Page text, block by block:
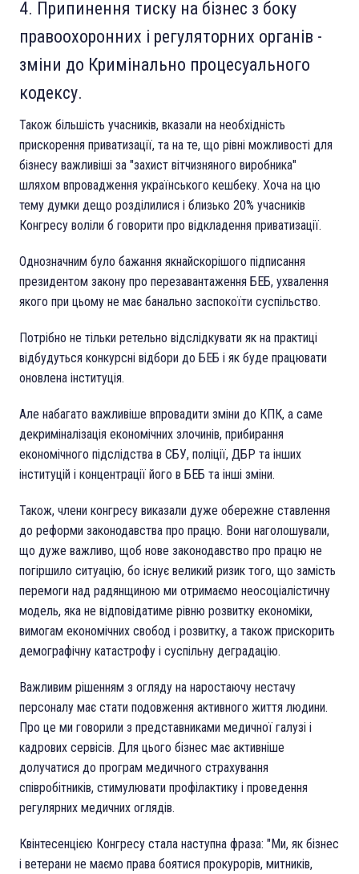
Припинення тиску на бізнес з боку
правоохоронних і регуляторних органів -
зміни до Кримінально процесуального
кодексу.
Також більшість учасників, вказали на необхідність
прискорення приватизації, та на те, що рівні можливості для
бізнесу важливіші за "захист вітчизняного виробника"
шляхом впровадження українського кешбеку. Хоча на цю
тему думки дещо розділилися і близько 20% учасників
Конгресу воліли б говорити про відкладення приватизації.
Однозначним було бажання якнайскорішого підписання
президентом закону про перезавантаження БЕБ, ухвалення
якого при цьому не має банально заспокоїти суспільство.
Потрібно не тільки ретельно відслідкувати як на практиці
відбудуться конкурсні відбори до БЕБ і як буде працювати
оновлена інституція.
Але набагато важливіше впровадити зміни до КПК, а саме
декриміналізація економічних злочинів, прибирання
економічного підслідства в СБУ, поліції, ДБР та інших
інституцій і концентрації його в БЕБ та інші зміни.
Також, члени конгресу виказали дуже обережне ставлення
до реформи законодавства про працю. Вони наголошували,
що дуже важливо, щоб нове законодавство про працю не
погіршило ситуацію, бо існує великий ризик того, що замість
перемоги над радянщиною ми отримаємо неосоціалістичну
модель, яка не відповідатиме рівню розвитку економіки,
вимогам економічних свобод і розвитку, а також прискорить
демографічну катастрофу і суспільну деградацію.
Важливим рішенням з огляду на наростаючу нестачу
персоналу має стати подовження активного життя людини.
Про це ми говорили з представниками медичної галузі і
кадрових сервісів. Для цього бізнес має активніше
долучатися до програм медичного страхування
співробітників, стимулювати профілактику і проведення
регулярних медичних оглядів.
Квінтесенцією Конгресу стала наступна фраза: "Ми, як бізнес
і ветерани не маємо права боятися прокурорів, митників,